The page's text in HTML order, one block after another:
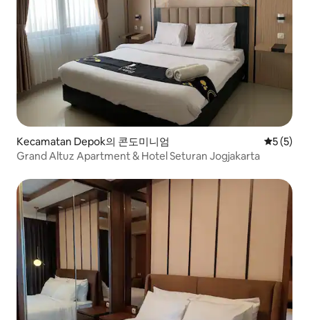
Kecamatan Depok의 콘도미니엄 평점 5점
5 (5)
Grand Altuz Apartment & Hotel Seturan Jogjakarta